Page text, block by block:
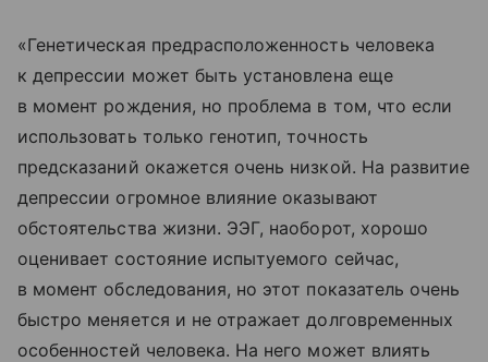
«Генетическая предрасположенность человека
к депрессии может быть установлена еще
в момент рождения, но проблема в том, что если
использовать только генотип, точность
предсказаний окажется очень низкой. На развитие
депрессии огромное влияние оказывают
обстоятельства жизни. ЭЭГ, наоборот, хорошо
оценивает состояние испытуемого сейчас,
в момент обследования, но этот показатель очень
быстро меняется и не отражает долговременных
особенностей человека. На него может влиять